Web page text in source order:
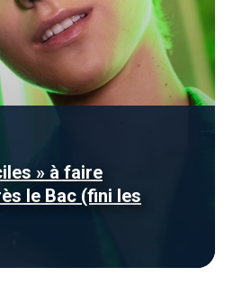
» à faire
le Bac (fini les